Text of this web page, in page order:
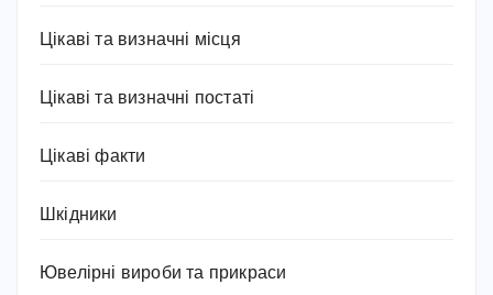
Цікаві та визначні місця
Цікаві та визначні постаті
Цікаві факти
Шкідники
Ювелірні вироби та прикраси